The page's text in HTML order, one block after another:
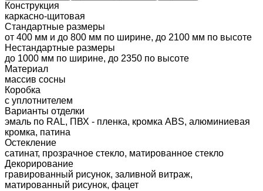
Конструкция
каркасно-щитовая
Стандартные размеры
от 400 мм и до 800 мм по ширине, до 2100 мм по высоте
Нестандартные размеры
до 1000 мм по ширине, до 2350 по высоте
Материал
массив сосны
Коробка
с уплотнителем
Варианты отделки
эмаль по RAL, ПВХ - пленка, кромка ABS, алюминиевая
кромка, патина
Остекление
сатинат, прозрачное стекло, матированное стекло
Декорирование
гравированный рисунок, заливной витраж,
матированный рисунок, фацет